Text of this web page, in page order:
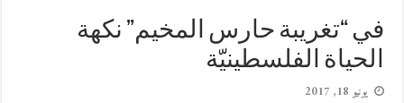
في “تغريبة حارس المخيم” نكهة
الحياة الفلسطينيّة
يونيو 18, 2017